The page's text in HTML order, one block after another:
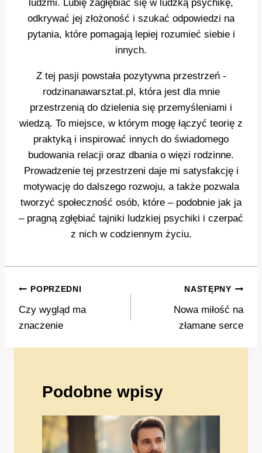
ludźmi. Lubię zagłębiać się w ludzką psychikę,
odkrywać jej złożoność i szukać odpowiedzi na
pytania, które pomagają lepiej rozumieć siebie i
innych.
Z tej pasji powstała pozytywna przestrzeń -
rodzinanawarsztat.pl, która jest dla mnie
przestrzenią do dzielenia się przemyśleniami i
wiedzą. To miejsce, w którym mogę łączyć teorię z
praktyką i inspirować innych do świadomego
budowania relacji oraz dbania o więzi rodzinne.
Prowadzenie tej przestrzeni daje mi satysfakcję i
motywację do dalszego rozwoju, a także pozwala
tworzyć społeczność osób, które – podobnie jak ja
– pragną zgłębiać tajniki ludzkiej psychiki i czerpać
z nich w codziennym życiu.
Nawigacja
wpisu
POPRZEDNI
Czy wygląd ma
znaczenie
NASTĘPNY
Nowa miłość na
złamane serce
Podobne wpisy